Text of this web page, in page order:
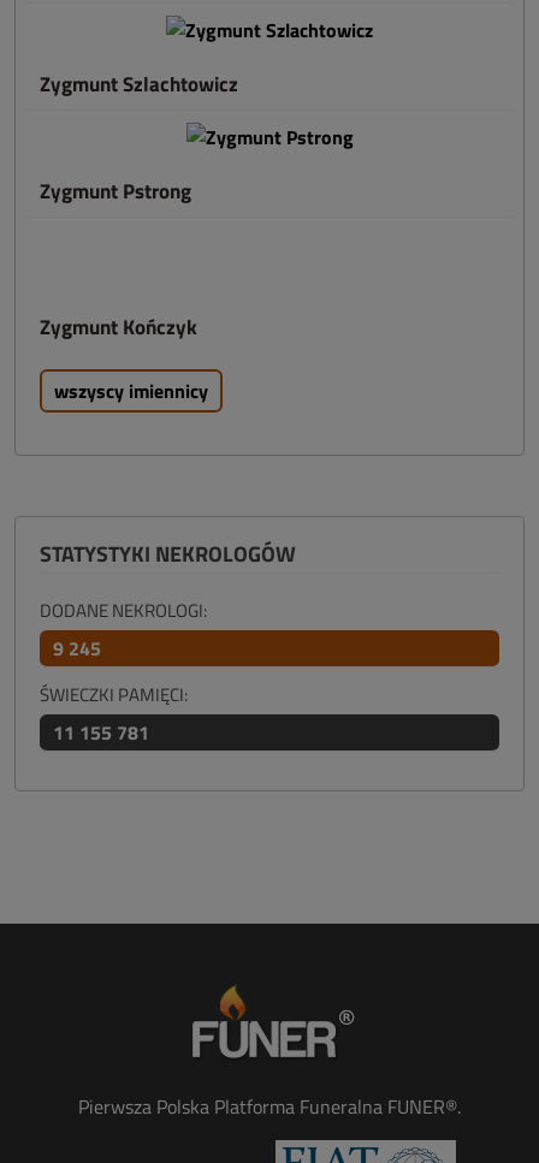
Zygmunt Szlachtowicz
Zygmunt Pstrong
Zygmunt Kończyk
wszyscy imiennicy
STATYSTYKI NEKROLOGÓW
DODANE NEKROLOGI:
9 245
ŚWIECZKI PAMIĘCI:
11 155 781
Pierwsza Polska Platforma Funeralna FUNER®.